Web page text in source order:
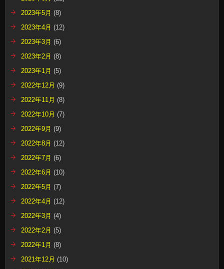
2023年5月 (8)
2023年4月 (12)
2023年3月 (6)
2023年2月 (8)
2023年1月 (5)
2022年12月 (9)
2022年11月 (8)
2022年10月 (7)
2022年9月 (9)
2022年8月 (12)
2022年7月 (6)
2022年6月 (10)
2022年5月 (7)
2022年4月 (12)
2022年3月 (4)
2022年2月 (5)
2022年1月 (8)
2021年12月 (10)